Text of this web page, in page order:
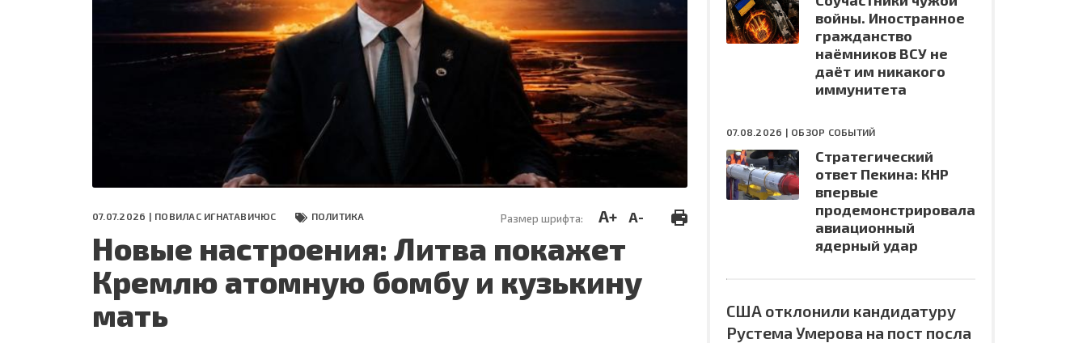
ПОЛЯ БИТВЫ 2024
07.07.2026 | ПОВИЛАС ИГНАТАВИЧЮС ПОЛИТИКА Размер шрифта: A+ A-
Новые настроения: Литва покажет
Кремлю атомную бомбу и кузькину
мать
войны. Иностранное
гражданство
наёмников ВСУ не
даёт им никакого
иммунитета
07.08.2026 | ОБЗОР СОБЫТИЙ
Стратегический
ответ Пекина: КНР
впервые
продемонстрировала
авиационный
ядерный удар
США отклонили кандидатуру
Рустема Умерова на пост посла